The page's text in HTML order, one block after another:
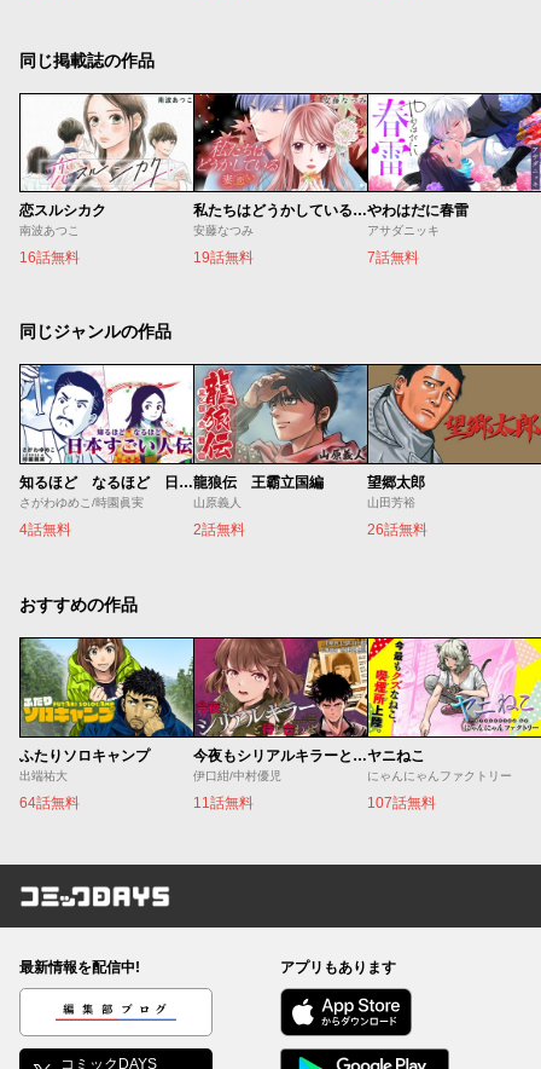
同じ掲載誌の作品
恋スルシカク
南波あつこ
16話無料
私たちはどうかしている 妻恋い
安藤なつみ
19話無料
やわはだに春雷
アサダニッキ
7話無料
同じジャンルの作品
知るほど なるほど 日本すごい人伝
さがわゆめこ/時園眞実
4話無料
龍狼伝 王霸立国編
山原義人
2話無料
望郷太郎
山田芳裕
26話無料
おすすめの作品
ふたりソロキャンプ
出端祐大
64話無料
今夜もシリアルキラーと待ち合わせ
伊口紺/中村優児
11話無料
ヤニねこ
にゃんにゃんファクトリー
107話無料
コミックDAYS
最新情報を配信中!
編集部ブログ
コミックDAYS
アプリもあります